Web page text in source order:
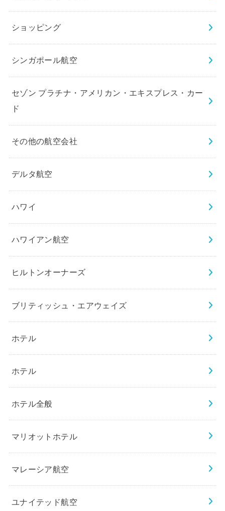
ショッピング
シンガポール航空
セゾン プラチナ・アメリカン・エキスプレス・カー
ド
その他の航空会社
デルタ航空
ハワイ
ハワイアン航空
ヒルトンオーナーズ
ブリティッシュ・エアウェイズ
ホテル
ホテル
ホテル全般
マリオットホテル
マレーシア航空
ユナイテッド航空